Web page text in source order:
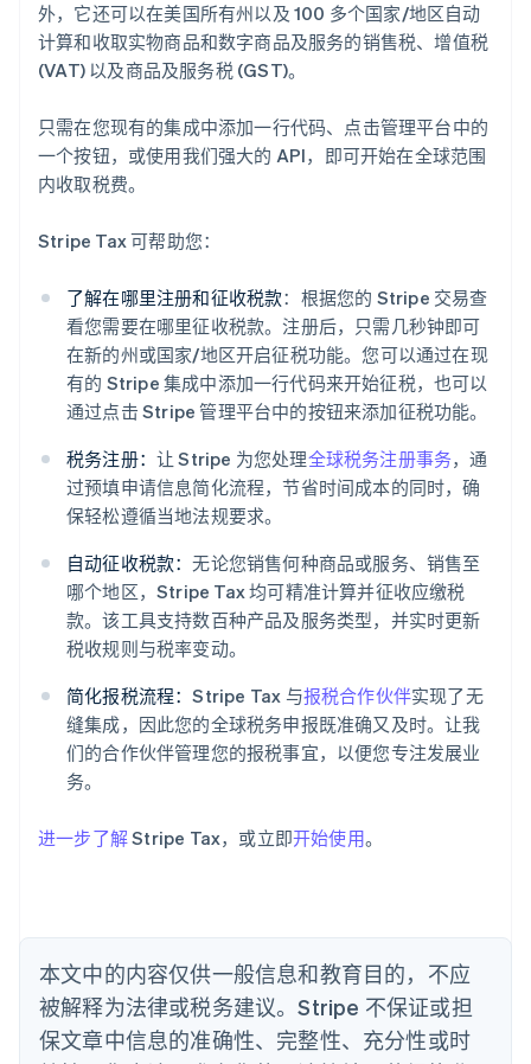
外，它还可以在美国所有州以及 100 多个国家/地区自动
计算和收取实物商品和数字商品及服务的销售税、增值税
(VAT) 以及商品及服务税 (GST)。
只需在您现有的集成中添加一行代码、点击管理平台中的
一个按钮，或使用我们强大的 API，即可开始在全球范围
内收取税费。
Stripe Tax 可帮助您：
了解在哪里注册和征收税款：根据您的 Stripe 交易查
看您需要在哪里征收税款。注册后，只需几秒钟即可
在新的州或国家/地区开启征税功能。您可以通过在现
有的 Stripe 集成中添加一行代码来开始征税，也可以
通过点击 Stripe 管理平台中的按钮来添加征税功能。
税务注册： 让 Stripe 为您处理全球税务注册事务，通
过预填申请信息简化流程，节省时间成本的同时，确
保轻松遵循当地法规要求。
自动征收税款：无论您销售何种商品或服务、销售至
哪个地区，Stripe Tax 均可精准计算并征收应缴税
款。该工具支持数百种产品及服务类型，并实时更新
税收规则与税率变动。
简化报税流程：Stripe Tax 与报税合作伙伴实现了无
缝集成，因此您的全球税务申报既准确又及时。让我
们的合作伙伴管理您的报税事宜，以便您专注发展业
务。
进一步了解Stripe Tax，或立即开始使用。
本文中的内容仅供一般信息和教育目的，不应
被解释为法律或税务建议。Stripe 不保证或担
保文章中信息的准确性、完整性、充分性或时
阿联酋
English
爱尔兰
爱沙尼亚
English
奥地利
DeutschEnglish
澳大利亚
巴西
比利时
波兰
English
丹麦
English